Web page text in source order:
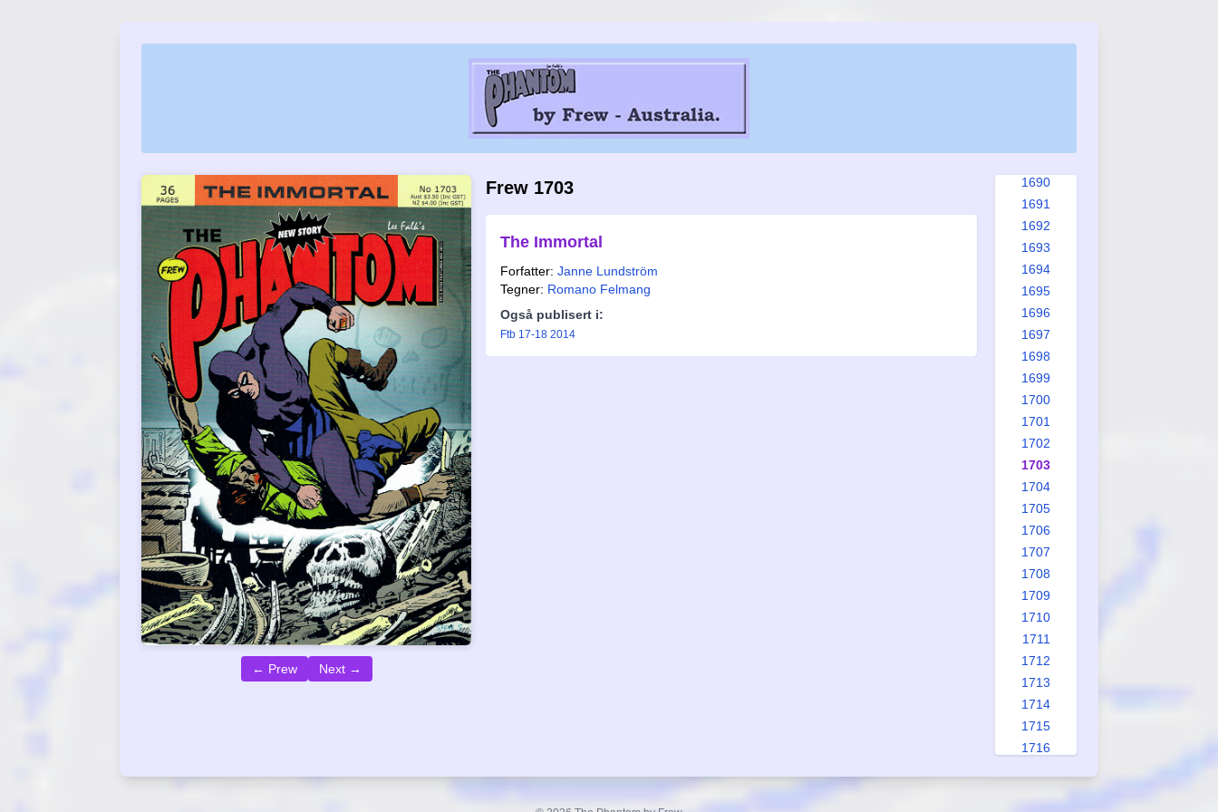
← Prew Next →
Frew 1703
The Immortal
Forfatter: Janne Lundström
Tegner: Romano Felmang
Også publisert i:
Ftb 17-18 2014
1690
1691
1692
1693
1694
1695
1696
1697
1698
1699
1700
1701
1702
1703
1704
1705
1706
1707
1708
1709
1710
1711
1712
1713
1714
1715
1716